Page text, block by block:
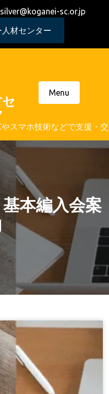
silver@koganei-sc.or.jp
材センター
スマホ技術などで支援・
Menu
本編入会案